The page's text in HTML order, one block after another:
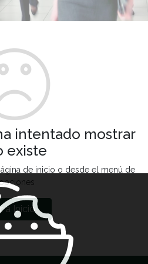
intentado mostrar
existe
de inicio o desde el menú de
a Inicio